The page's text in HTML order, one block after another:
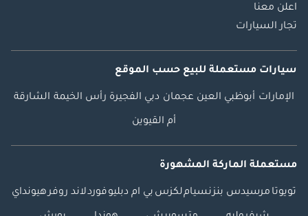
اعلن معنا
تجار السيارات
سيارات مستعملة للبيع حسب الموقع
الإمارات أبوظبي العين عجمان دبي الفجيرة رأس الخيمة الشارقة
أم القيوين
مستعملة الماركة المشهورة
تويوتا مرسيدس بنزنسياملكزس بي ام دبليوفوردلاند روفرهيونداي